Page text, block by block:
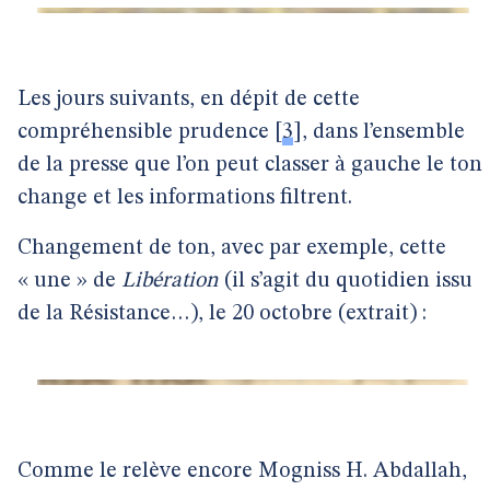
Les jours suivants, en dépit de cette
compréhensible prudence
3 , dans l’ensemble
de la presse que l’on peut classer à gauche le ton
change et les informations filtrent.
Changement de ton, avec par exemple, cette
« une » de Libération (il s’agit du quotidien issu
de la Résistance…), le 20 octobre (extrait) :
Comme le relève encore Mogniss H. Abdallah,